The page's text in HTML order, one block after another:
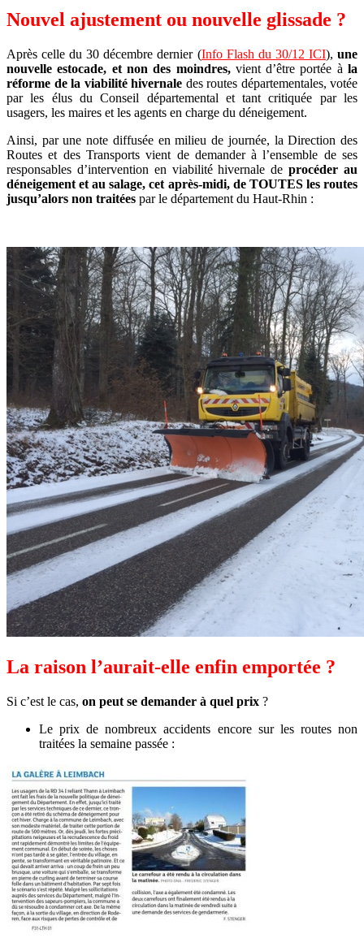
Nouvel ajustement ou nouvelle glissade ?
Après celle du 30 décembre dernier (Info Flash du 30/12 ICI),une
nouvelle estocade, et non des moindres,vient d’être portée à la
réforme de la viabilité hivernale des routes départementales, votée
par les élus du Conseil départemental et tant critiquée par les
usagers, les maires et les agents en charge du déneigement.
Ainsi, par une note diffusée en milieu de journée, la Direction des
Routes et des Transports vient de demander à l’ensemble de ses
responsables d’intervention en viabilité hivernale deprocéder au
déneigement et au salage, cet après-midi, de TOUTES les routes
jusqu’alors non traitées par le département du Haut-Rhin :
La raison l’aurait-elle enfin emportée ?
Si c’est le cas, on peut se demander à quel prix ?
Le prix de nombreux accidents encore sur les routes non
traitées la semaine passée :